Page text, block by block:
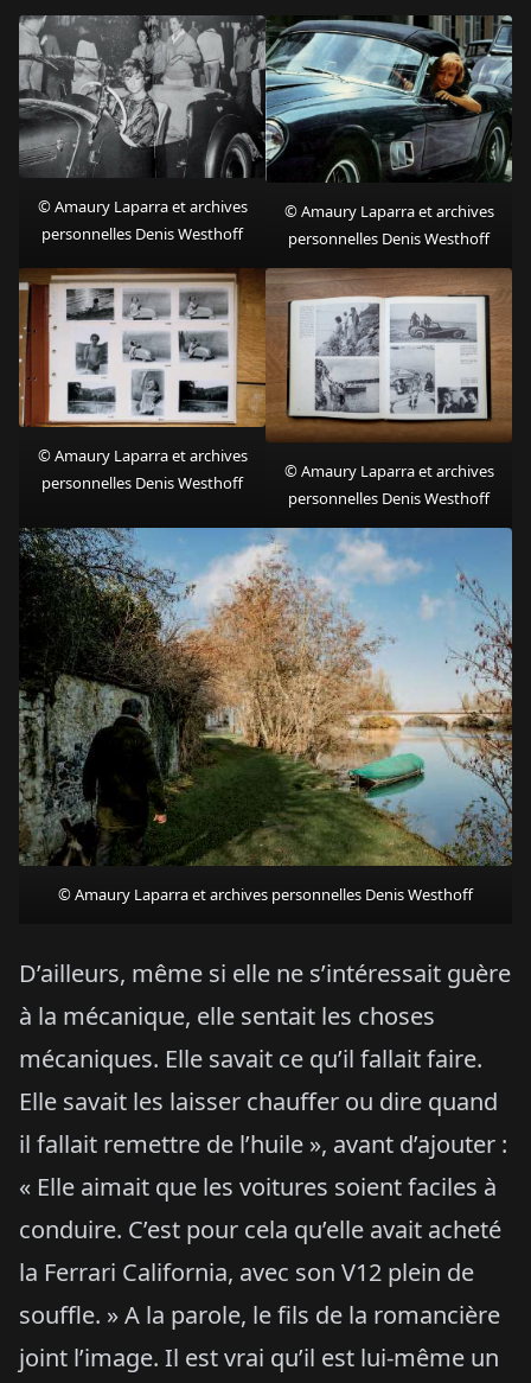
© Amaury Laparra et archives
personnelles Denis Westhoff
© Amaury Laparra et archives
personnelles Denis Westhoff
© Amaury Laparra et archives
personnelles Denis Westhoff
© Amaury Laparra et archives
personnelles Denis Westhoff
© Amaury Laparra et archives personnelles Denis Westhoff
D’ailleurs, même si elle ne s’intéressait guère
à la mécanique, elle sentait les choses
mécaniques. Elle savait ce qu’il fallait faire.
Elle savait les laisser chauffer ou dire quand
il fallait remettre de l’huile », avant d’ajouter :
« Elle aimait que les voitures soient faciles à
conduire. C’est pour cela qu’elle avait acheté
la Ferrari California, avec son V12 plein de
souffle. » A la parole, le fils de la romancière
joint l’image. Il est vrai qu’il est lui-même un